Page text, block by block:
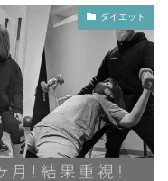
ダイエット